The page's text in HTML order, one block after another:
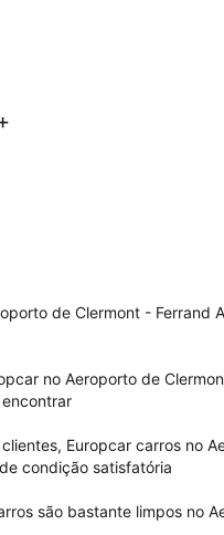
de Clermont - Ferrand
no Aeroporto de
Europcar carros no
condição satisfatória
são bastante limpos no